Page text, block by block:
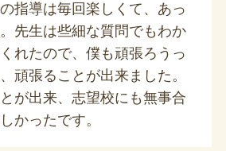
指導は毎回楽しくて、あっ
先生は些細な質問でもわか
れたので、僕も頑張ろうっ
頑張ることが出来ました。
が出来、志望校にも無事合
かったです。